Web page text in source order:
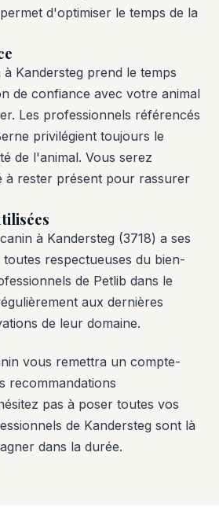
d'optimiser le temps de la
Kandersteg prend le temps
de confiance avec votre animal
Les professionnels référencés
privilégient toujours le
de l'animal. Vous serez
à rester présent pour rassurer
à Kandersteg (3718) a ses
respectueuses du bien-
de Petlib dans le
aux dernières
de leur domaine.
vous remettra un compte-
recommandations
pas à poser toutes vos
de Kandersteg sont là
dans la durée.